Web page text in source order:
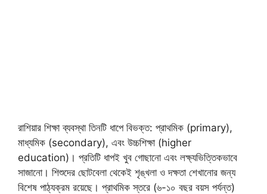
রাশিয়ার শিক্ষা ব্যবস্থা তিনটি ধাপে বিভক্ত: প্রাথমিক (primary),
মাধ্যমিক (secondary), এবং উচ্চশিক্ষা (higher
education)। প্রতিটি ধাপই খুব গোছানো এবং লক্ষ্যভিত্তিকভাবে
সাজানো। শিশুদের ছোটবেলা থেকেই শৃঙ্খলা ও দক্ষতা শেখানোর জন্য
বিশেষ পাঠ্যক্রম রয়েছে। প্রাথমিক স্তরে (৬-১০ বছর বয়স পর্যন্ত)